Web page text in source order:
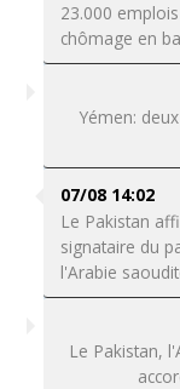
23.000
chômage en
Yémen:
07/08 14:02
Le Pakistan
signataire du
l'Arabie
Le Pakistan,